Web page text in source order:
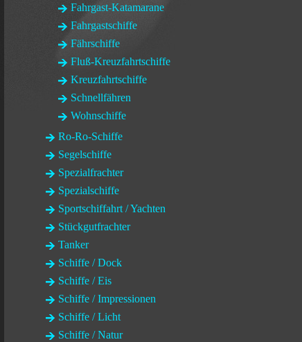
Fahrgast-Katamarane
Fahrgastschiffe
Fährschiffe
Fluß-Kreuzfahrtschiffe
Kreuzfahrtschiffe
Schnellfähren
Wohnschiffe
Ro-Ro-Schiffe
Segelschiffe
Spezialfrachter
Spezialschiffe
Sportschiffahrt / Yachten
Stückgutfrachter
Tanker
Schiffe / Dock
Schiffe / Eis
Schiffe / Impressionen
Schiffe / Licht
Schiffe / Natur